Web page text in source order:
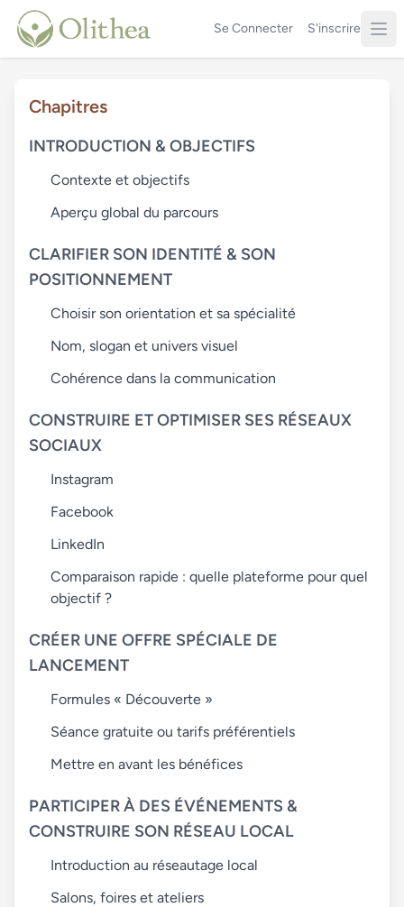
Se Connecter S'inscrire
Chapitres
INTRODUCTION & OBJECTIFS
Contexte et objectifs
Aperçu global du parcours
CLARIFIER SON IDENTITÉ & SON
POSITIONNEMENT
Choisir son orientation et sa spécialité
Nom, slogan et univers visuel
Cohérence dans la communication
CONSTRUIRE ET OPTIMISER SES RÉSEAUX
SOCIAUX
Instagram
Facebook
LinkedIn
Comparaison rapide : quelle plateforme pour quel
objectif ?
CRÉER UNE OFFRE SPÉCIALE DE
LANCEMENT
Formules « Découverte »
Séance gratuite ou tarifs préférentiels
Mettre en avant les bénéfices
PARTICIPER À DES ÉVÉNEMENTS &
CONSTRUIRE SON RÉSEAU LOCAL
Introduction au réseautage local
Salons, foires et ateliers